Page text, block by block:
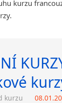
kurzu
kurzu